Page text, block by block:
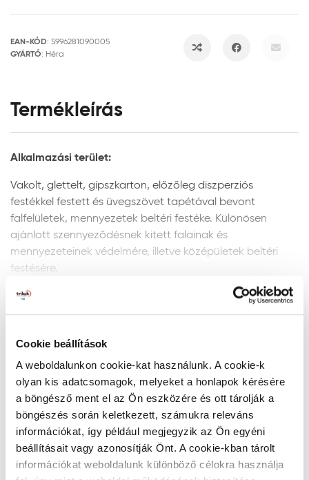
Cookie beállítások
A weboldalunkon cookie-kat használunk. A cookie-k
olyan kis adatcsomagok, melyeket a honlapok kérésére
a böngésző ment el az Ön eszközére és ott tárolják a
böngészés során keletkezett, számukra releváns
információkat, így például megjegyzik az Ön egyéni
beállításait vagy azonosítják Önt. A cookie-kban tárolt
információkat weboldalunk különböző célokra használja
EAN-KÓD: 5996281090005
GYÁRTÓ: Héra
Termékleírás
Alkalmazási terület:
Vakolt, glettelt, gipszkarton, előzőleg diszperziós
festékkel festett és üvegszövet tapétával bevont
falfelületek, mennyezetek beltéri festéke. Különösen
ajánlott szennyeződésnek kitett falainak és
mennyezeteinek védelmére, illetve középületek beltéri
festésére.
Felület előkészítés:
Az esetleges vakolathibákat ProGold Tükörglettel javítsa
repedésektől mentes. Gipszes glettelés után a fal
szívóképességének kiegyenlítésére alkalmazzon Héra
Falfix diszperziós mélyalapozót vagy a tökéletes
eredmény érdekében Héra Prémium latex pigmentált
fehér 3in1 alapozót. (CMC-alapú glettanyagok
használata nem javasolt.)
Termékelőnyök
Zöld választás
Öntisztuló nanotechnológia*
Természetes ellenállás a mikroorganizmusokkal (pl.
gomba, penész) szemben**